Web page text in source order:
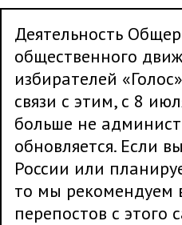
Деятельность
общественного
избирателей
связи с этим, с 8
больше не
обновляется. Если
России или
то мы рекомендуем
перепостов с этого